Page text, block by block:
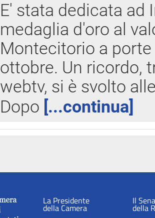
E' stata dedicata ad
medaglia d'oro al
Montecitorio a
ottobre. Un ricordo,
webtv, si è svolto
Dopo [...continua]
La Presidente
della Camera
Il
della